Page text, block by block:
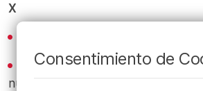
X
Recibe las actualizaciones de
nuestras noticias en nuestro
canal
Consentimiento de